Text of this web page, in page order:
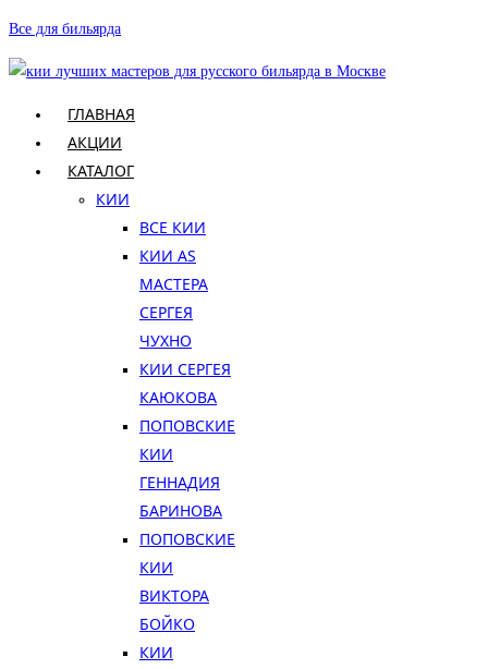
Перейти
к
содержимому
Все для бильярда
ГЛАВНАЯ
АКЦИИ
КАТАЛОГ
КИИ
ВСЕ КИИ
КИИ AS
МАСТЕРА
СЕРГЕЯ
ЧУХНО
КИИ СЕРГЕЯ
КАЮКОВА
ПОПОВСКИЕ
КИИ
ГЕННАДИЯ
БАРИНОВА
ПОПОВСКИЕ
КИИ
ВИКТОРА
БОЙКО
КИИ